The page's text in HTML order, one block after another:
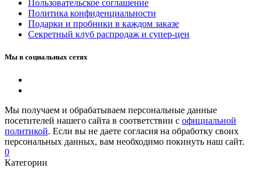
Пользовательское соглашение
Политика конфиденциальности
Подарки и пробники в каждом заказе
Секретный клуб распродаж и супер-цен
Мы в социальных сетях
Мы получаем и обрабатываем персональные данные
посетителей нашего сайта в соответствии с официальной
политикой. Если вы не даете согласия на обработку своих
персональных данных, вам необходимо покинуть наш сайт.
0
Категории